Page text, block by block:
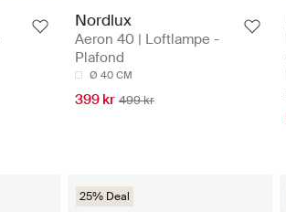
Nordlux
Aeron 40 | Loftlampe -
Plafond
Ø 40 CM
399 kr 499 kr
25% Deal